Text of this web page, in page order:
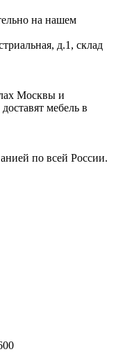
на нашем
д.1, склад
Москвы и
мебель в
по всей России.